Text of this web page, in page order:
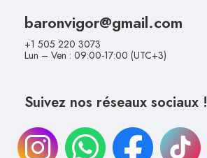
baronvigor@gmail.com
+1 505 220 3073
Lun – Ven : 09:00-17:00 (UTC+3)
Suivez nos réseaux sociaux !